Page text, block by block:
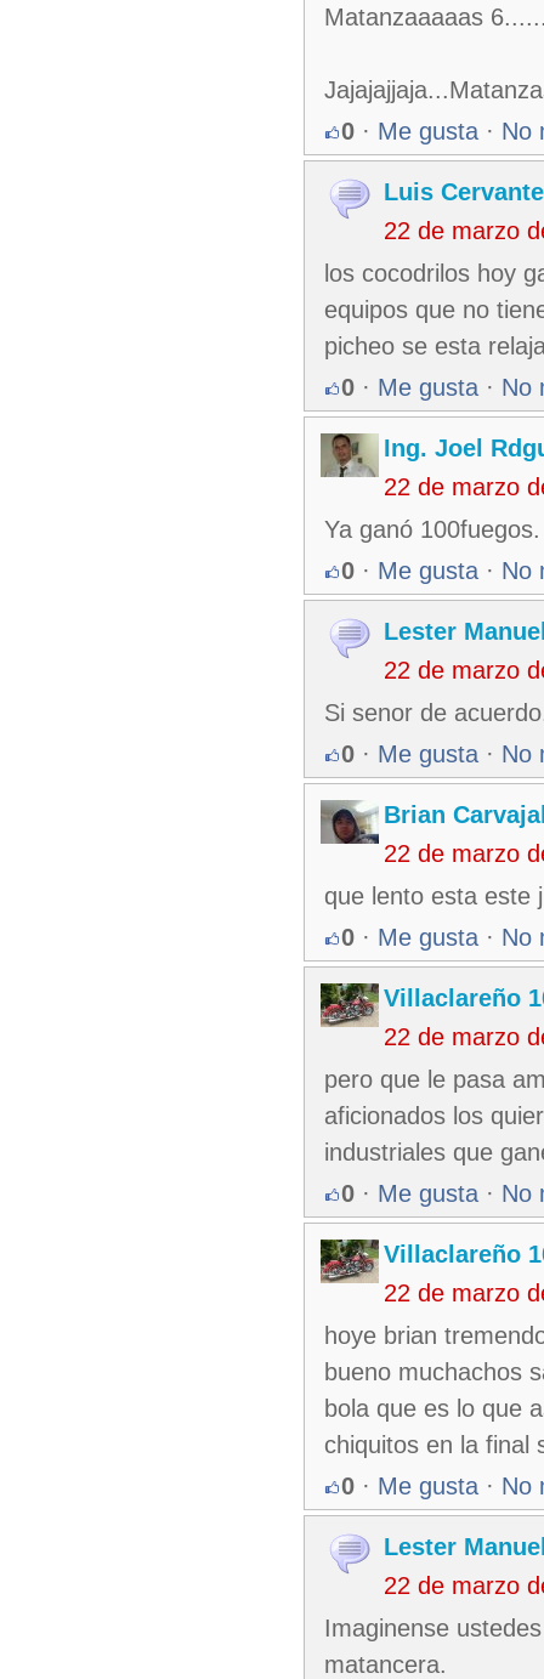
Matanzaaaaas
0 · Me gusta · No
Luis
22 de marzo
los cocodrilos hoy
equipos que no
picheo se esta
0 · Me gusta · No
Ing. Joel
22 de marzo
Ya ganó
0 · Me gusta · No
Lester
22 de marzo
Si senor de
0 · Me gusta · No
Brian
22 de marzo
que lento esta este
0 · Me gusta · No
Villaclareño
22 de marzo
pero que le pasa
aficionados los
industriales que
0 · Me gusta · No
Villaclareño
22 de marzo
hoye brian
bueno muchachos
bola que es lo que
chiquitos en la final
0 · Me gusta · No
Lester
22 de marzo
Imaginense
matancera.